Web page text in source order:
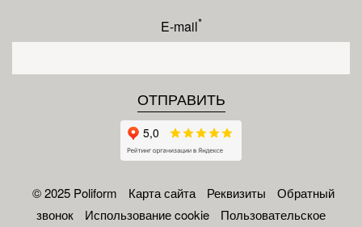
E-mail*
© 2025 Poliform Карта сайта Реквизиты
Обратный
звонок
Использование cookie
Пользовательское